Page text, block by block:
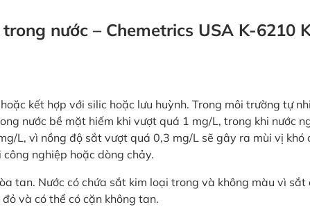
nước – Chemetrics USA K-6210
kết hợp với silic hoặc lưu huỳnh. Trong môi trường tự
nước bề mặt hiếm khi vượt quá 1 mg/L, trong khi nước
L, vì nồng độ sắt vượt quá 0,3 mg/L sẽ gây ra mùi vị khó
nghiệp hoặc dòng chảy.
tan. Nước có chứa sắt kim loại trong và không màu vì
và có thể có cặn không tan.